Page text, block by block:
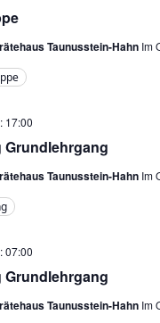
Taunusstein-Hahn Im
Grundlehrgang
17:00
Taunusstein-Hahn Im
Grundlehrgang
07:00
Taunusstein-Hahn Im